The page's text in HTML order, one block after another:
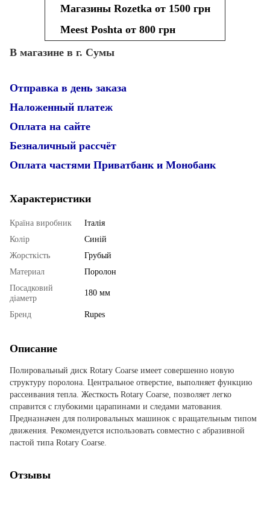
Магазины Rozetka от 1500 грн
Meest Poshta от 800 грн
В магазине в г. Сумы
Отправка в день заказа
Наложенный платеж
Оплата на сайте
Безналичный рассчёт
Оплата частями Приватбанк и Монобанк
Характеристики
Країна виробник
Італія
Колір
Синій
Жорсткість
Грубый
Материал
Поролон
Посадковий
діаметр
180 мм
Бренд Rupes
Описание
Полировальный диск Rotary Coarse имеет совершенно новую
структуру поролона. Центральное отверстие, выполняет функцию
рассеивания тепла. Жесткость Rotary Coarse, позволяет легко
справится с глубокими царапинами и следами матования.
Предназначен для полировальных машинок с вращательным типом
движения. Рекомендуется использовать совместно с абразивной
пастой типа Rotary Coarse.
Отзывы